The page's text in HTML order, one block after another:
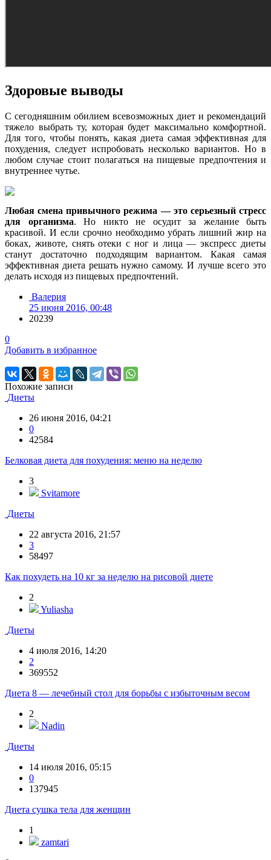
Здоровые выводы
С сегодняшним обилием всевозможных диет и рекомендаций
тяжело выбрать ту, которая будет максимально комфортной.
Для того, чтобы понять, какая диета самая эффективная для
похудения, следует испробовать несколько вариантов. Но в
любом случае стоит полагаться на пищевые предпочтения и
внутреннее чутье.
Любая смена привычного режима — это серьезный стресс
для организма. Но никто не осудит за желание быть
красивой. И если срочно необходимо убрать лишний жир на
боках, животе, снять отеки с ног и лица — экспресс диеты
станут достаточно подходящим вариантом. Какая самая
эффективная диета решать нужно самому. И лучше всего это
делать исходя из пищевых предпочтений.
Валерия
25 июня 2016, 00:48
20239
0
Добавить в избранное
Похожие записи
Диеты
26 июня 2016, 04:21
0
42584
Белковая диета для похудения: меню на неделю
3
Svitamore
Диеты
22 августа 2016, 21:57
3
58497
Как похудеть на 10 кг за неделю на рисовой диете
2
Yuliasha
Диеты
4 июля 2016, 14:20
2
369552
Диета 8 — лечебный стол для борьбы с избыточным весом
2
Nadin
Диеты
14 июля 2016, 05:15
0
137945
Диета сушка тела для женщин
1
zamtari